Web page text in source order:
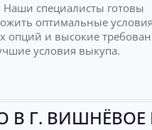
специалисты готовы
оптимальные
опций и высокие
условия выкупа.
Г.